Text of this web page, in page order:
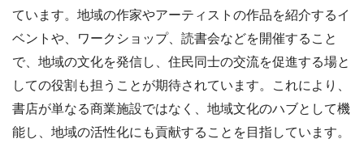
ています。地域の作家やアーティストの作品を紹介するイ
ベントや、ワークショップ、読書会などを開催すること
で、地域の文化を発信し、住民同士の交流を促進する場と
しての役割も担うことが期待されています。これにより、
書店が単なる商業施設ではなく、地域文化のハブとして機
能し、地域の活性化にも貢献することを目指しています。